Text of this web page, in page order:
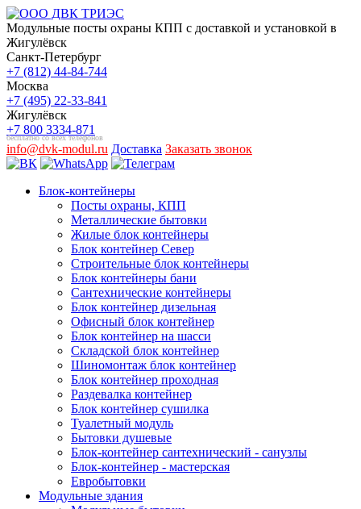
Модульные посты охраны КПП с доставкой и установкой в
Жигулёвск
Санкт-Петербург
+7 (812) 44-84-744
Москва
+7 (495) 22-33-841
Жигулёвск
+7 800 3334-871
бесплатно со всех телефонов
info@dvk-modul.ru Доставка Заказать звонок
Блок-контейнеры
Посты охраны, КПП
Металлические бытовки
Жилые блок контейнеры
Блок контейнер Север
Строительные блок контейнеры
Блок контейнеры бани
Сантехнические контейнеры
Блок контейнер дизельная
Офисный блок контейнер
Блок контейнер на шасси
Складской блок контейнер
Шиномонтаж блок контейнер
Блок контейнер проходная
Раздевалка контейнер
Блок контейнер сушилка
Туалетный модуль
Бытовки душевые
Блок-контейнер сантехнический - санузлы
Блок-контейнер - мастерская
Евробытовки
Модульные здания